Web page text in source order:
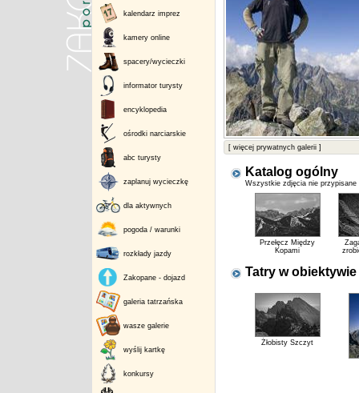
kalendarz imprez
kamery online
spacery/wycieczki
informator turysty
encyklopedia
ośrodki narciarskie
abc turysty
zaplanuj wycieczkę
dla aktywnych
pogoda / warunki
rozkłady jazdy
Zakopane - dojazd
galeria tatrzańska
wasze galerie
wyślij kartkę
konkursy
[ więcej prywatnych galerii ]
Katalog ogólny
Wszystkie zdjęcia nie
Przełęcz Między
Kopami
Tatry w obiektywie
Żłobisty Szczyt